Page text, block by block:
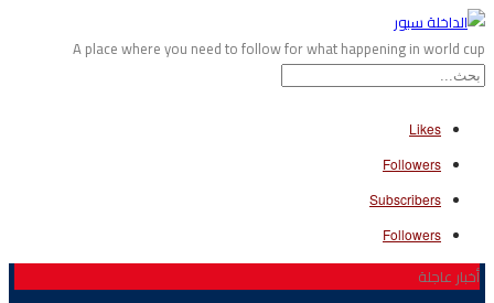
A place where you need to follow for what happening in world cup
Likes
Followers
Subscribers
Followers
أخبار عاجلة